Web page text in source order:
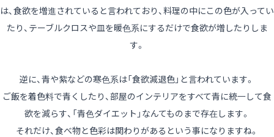
は、食欲を増進されていると言われており、料理の中にこの色が入ってい
たり、テーブルクロスや皿を暖色系にするだけで食欲が増したりしま
す。
逆に、青や紫などの寒色系は「食欲減退色」と言われています。
ご飯を着色料で青くしたり、部屋のインテリアをすべて青に統一して食
欲を減らす、「青色ダイエット」なんてものまで存在します。
それだけ、食べ物と色彩は関わりがあるという事になりますね。